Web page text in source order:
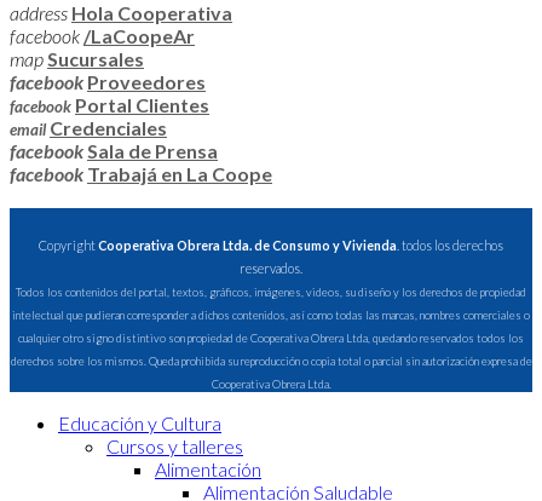
address Hola Cooperativa
facebook /LaCoopeAr
mapSucursales
facebook Proveedores
facebook Portal Clientes
email Credenciales
facebookSala de Prensa
facebook Trabajá en La Coope
CopyrightCooperativa Obrera Ltda. de Consumo y Vivienda . todos los derechos
reservados.
Todos los contenidos del portal, textos, gráficos, imágenes, videos, su diseño y los derechos de propiedad
intelectual que pudieran corresponder a dichos contenidos, así como todas las marcas, nombres comerciales o
cualquier otro signo distintivo son propiedad de Cooperativa Obrera Ltda, quedando reservados todos los
derechos sobre los mismos. Queda prohibida su reproducción o copia total o parcial sin autorización expresa de
Cooperativa Obrera Ltda.
Educación y Cultura
Cursos y talleres
Alimentación
Alimentación Saludable